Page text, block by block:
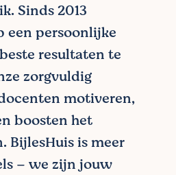
Sinds 2013
een persoonlijke
resultaten te
zorgvuldig
motiveren,
boosten het
BijlesHuis is meer
– we zijn jouw